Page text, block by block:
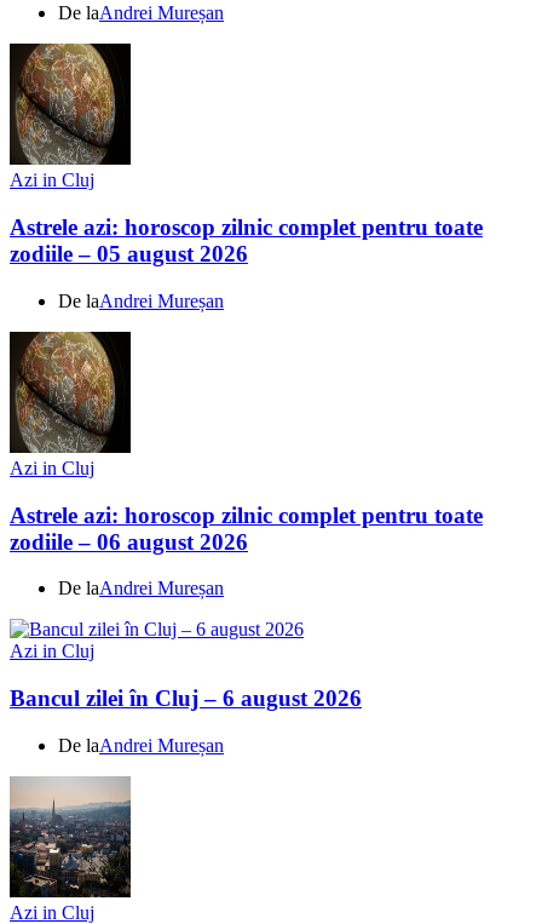
De laAndrei Mureșan
Azi in Cluj
Astrele azi: horoscop zilnic complet pentru toate
zodiile – 05 august 2026
De laAndrei Mureșan
Azi in Cluj
Astrele azi: horoscop zilnic complet pentru toate
zodiile – 06 august 2026
De laAndrei Mureșan
Azi in Cluj
Bancul zilei în Cluj – 6 august 2026
De laAndrei Mureșan
Azi in Cluj